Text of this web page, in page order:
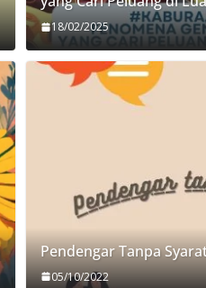
18/02/2025
Pendengar Tanpa
05/10/2022